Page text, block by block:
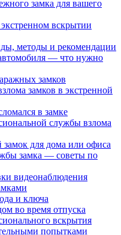
замка для вашего
вскрытии
методы и рекомендации
— что нужно
замков
замков в экстренной
в замке
службы взлома
для дома или офиса
замка — советы по
видеонаблюдения
и ключа
во время отпуска
вскрытия
попытками